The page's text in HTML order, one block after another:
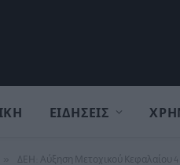
ΕΙΔΗΣΕΙΣ
ΔΕΗ: Αύξηση Μετοχικού Κεφαλαίου 4